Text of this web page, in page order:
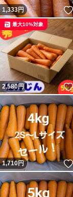
1,333円
2,580円
最大10%対象
1,710円